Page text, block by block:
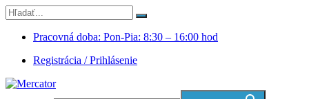
Pracovná doba: Pon-Pia: 8:30 – 16:00 hod
Registrácia / Prihlásenie